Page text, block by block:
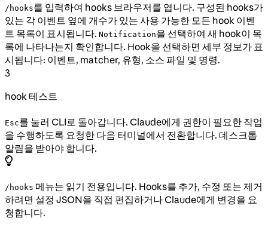
/hooks를 입력하여 hooks 브라우저를 엽니다. 구성된 hooks가
있는 각 이벤트 옆에 개수가 있는 사용 가능한 모든 hook 이벤
트 목록이 표시됩니다. Notification을 선택하여 새 hook이 목
록에 나타나는지 확인합니다. Hook을 선택하면 세부 정보가 표
시됩니다: 이벤트, matcher, 유형, 소스 파일 및 명령.
3
hook 테스트
Esc를 눌러 CLI로 돌아갑니다. Claude에게 권한이 필요한 작업
을 수행하도록 요청한 다음 터미널에서 전환합니다. 데스크톱
알림을 받아야 합니다.
/hooks 메뉴는 읽기 전용입니다. Hooks를 추가, 수정 또는 제거
하려면 설정 JSON을 직접 편집하거나 Claude에게 변경을 요
청합니다.